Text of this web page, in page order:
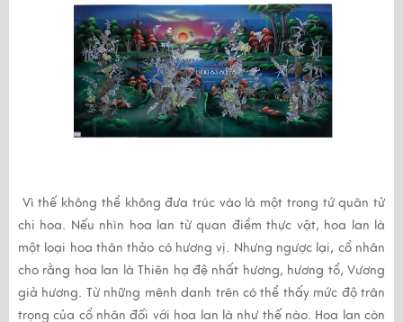
Vì thế không thể không đưa trúc vào là một trong tứ quân tử
chi hoa. Nếu nhìn hoa lan từ quan điểm thực vật, hoa lan là
một loại hoa thân thảo có hương vị. Nhưng ngược lại, cổ nhân
cho rằng hoa lan là Thiên hạ đệ nhất hương, hương tổ, Vương
giả hương. Từ những mênh danh trên có thể thấy mức độ trân
trọng của cổ nhân đối với hoa lan là như thế nào. Hoa lan còn